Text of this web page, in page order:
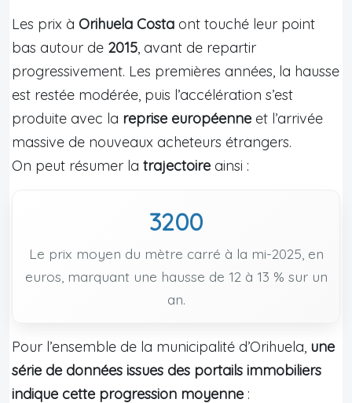
Les prix à Orihuela Costa ont touché leur point
bas autour de 2015, avant de repartir
progressivement. Les premières années, la hausse
est restée modérée, puis l’accélération s’est
produite avec la reprise européenne et l’arrivée
massive de nouveaux acheteurs étrangers.
On peut résumer la trajectoire ainsi :
3200
Le prix moyen du mètre carré à la mi-2025, en
euros, marquant une hausse de 12 à 13 % sur un
an.
Pour l’ensemble de la municipalité d’Orihuela, une
série de données issues des portails immobiliers
indique cette progression moyenne :